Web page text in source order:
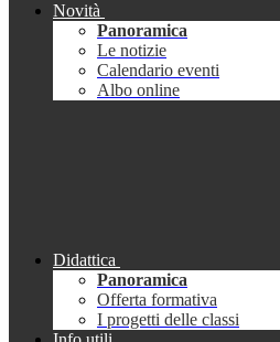
Novità
Panoramica
Le notizie
Calendario eventi
Albo online
Didattica
Panoramica
Offerta formativa
I progetti delle classi